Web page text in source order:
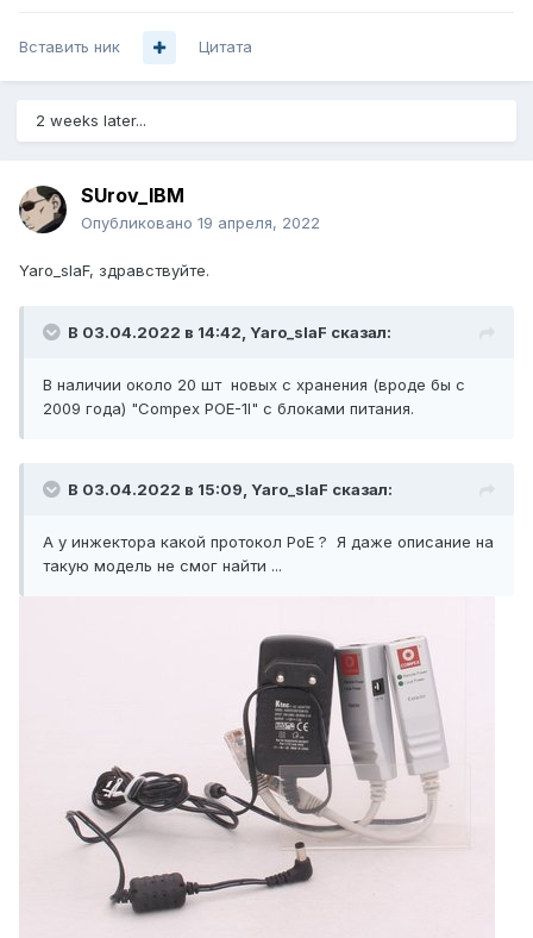
Вставить ник Цитата
2 weeks later...
SUrov_IBM
Опубликовано 19 апреля, 2022
Yaro_slaF, здравствуйте.
В 03.04.2022 в 14:42, Yaro_slaF сказал:
В наличии около 20 шт новых с хранения (вроде бы с
2009 года) "Compex POE-1I" с блоками питания.
В 03.04.2022 в 15:09, Yaro_slaF сказал:
А у инжектора какой протокол PoE ? Я даже описание на
такую модель не смог найти ...